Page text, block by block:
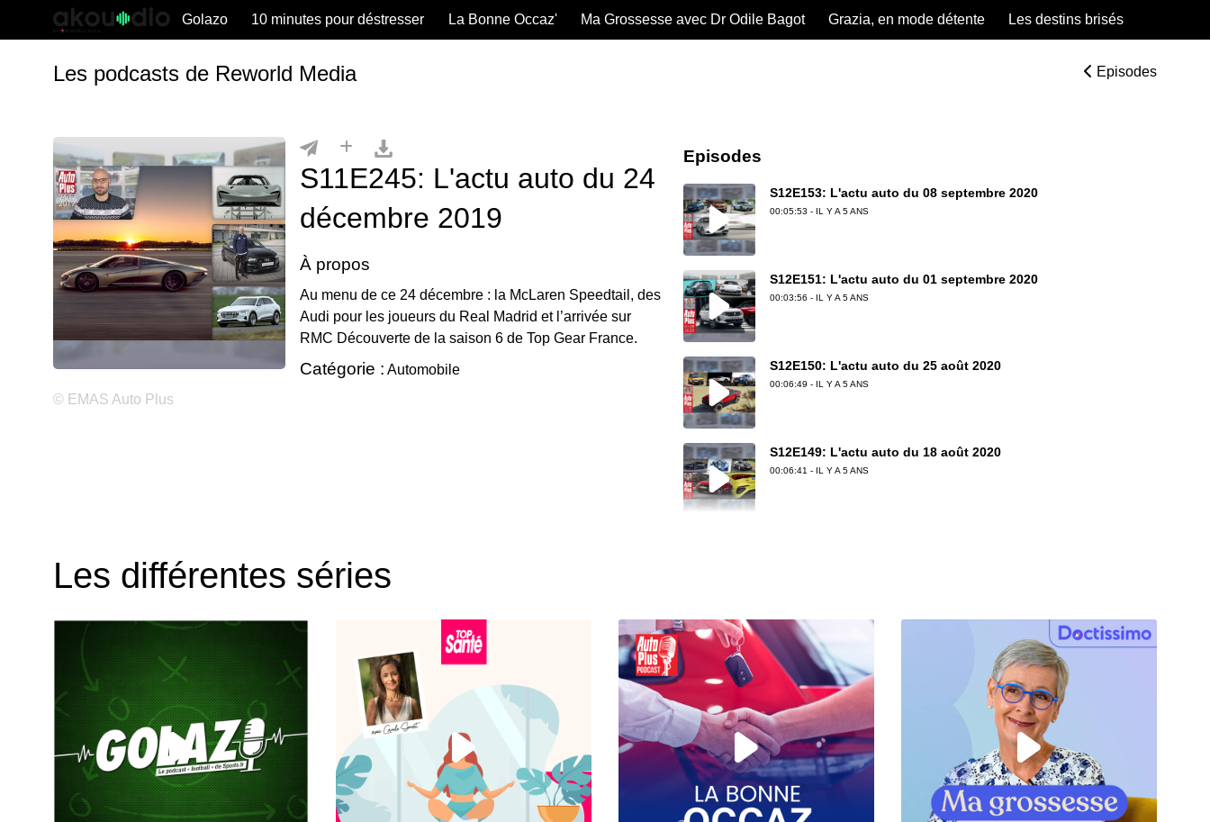
Golazo 10 minutes pour déstresser La Bonne Occaz' Ma Grossesse avec Dr Odile Bagot Grazia, en mode détente Les destins brisés
Les podcasts de Reworld Media Episodes
S11E245: L'actu auto du 24
décembre 2019
À propos
Au menu de ce 24 décembre : la McLaren Speedtail, des
Audi pour les joueurs du Real Madrid et l’arrivée sur
RMC Découverte de la saison 6 de Top Gear France.
Catégorie : Automobile
© EMAS Auto Plus
Episodes
S12E153: L'actu auto du 08 septembre 2020
00:05:53 - IL Y A 5 ANS
S12E151: L'actu auto du 01 septembre 2020
00:03:56 - IL Y A 5 ANS
S12E150: L'actu auto du 25 août 2020
00:06:49 - IL Y A 5 ANS
S12E149: L'actu auto du 18 août 2020
00:06:41 - IL Y A 5 ANS
S12E147: L'actu auto du 04 août 2020
00:07:33 - IL Y A 6 ANS
S12E146: L'actu auto du 28 juillet 2020
00:04:46 - IL Y A 6 ANS
S12E145: L'actu auto du 24 juillet 2020
00:03:37 - IL Y A 6 ANS
Les différentes séries